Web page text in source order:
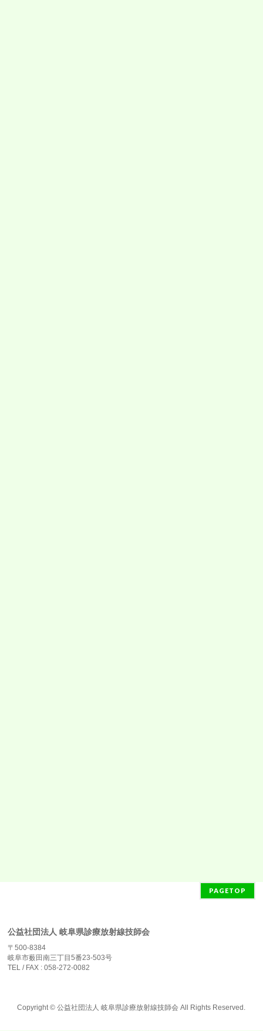
PAGETOP
公益社団法人 岐阜県診療放射線技師会
〒500-8384
岐阜市薮田南三丁目5番23-503号
TEL / FAX : 058-272-0082
Copyright ©公益社団法人 岐阜県診療放射線技師会 All Rights Reserved.